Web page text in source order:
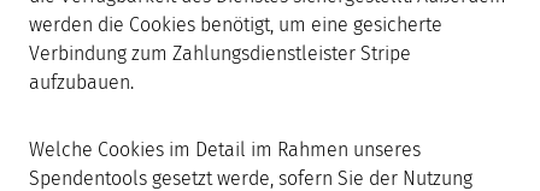
werden die Cookies benötigt, um eine gesicherte
Verbindung zum Zahlungsdienstleister Stripe
aufzubauen.
Welche Cookies im Detail im Rahmen unseres
Spendentools gesetzt werde, sofern Sie der Nutzung